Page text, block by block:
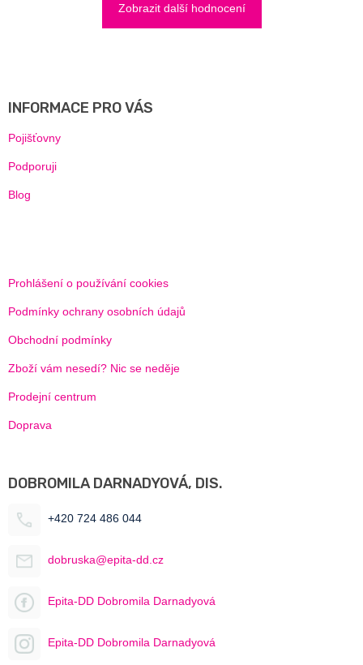
Zobrazit další hodnocení
INFORMACE PRO VÁS
Pojišťovny
Podporuji
Blog
Prohlášení o používání cookies
Podmínky ochrany osobních údajů
Obchodní podmínky
Zboží vám nesedí? Nic se neděje
Prodejní centrum
Doprava
DOBROMILA DARNADYOVÁ, DIS.
+420 724 486 044
dobruska@epita-dd.cz
Epita-DD Dobromila Darnadyová
Epita-DD Dobromila Darnadyová